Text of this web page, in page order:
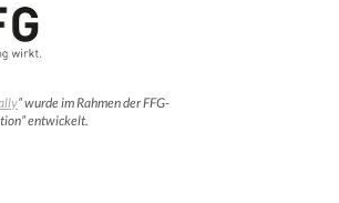
” wurde im Rahmen der FFG-
entwickelt.